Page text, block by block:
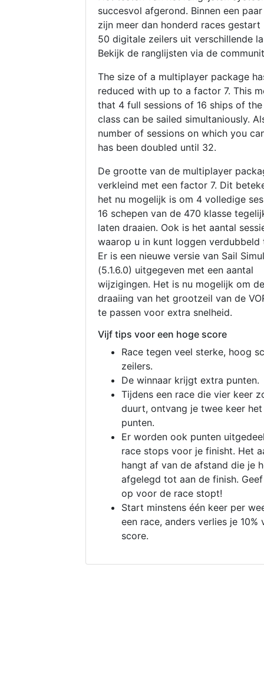
succesvol afgerond. Binnen een
zijn meer dan honderd races gestart
50 digitale zeilers uit verschillende
Bekijk de ranglijsten via de
The size of a multiplayer package
reduced with up to a factor 7. This
that 4 full sessions of 16 ships of
class can be sailed simultaniously.
number of sessions on which you
has been doubled until 32.
De grootte van de multiplayer
verkleind met een factor 7. Dit
het nu mogelijk is om 4 volledige
16 schepen van de 470 klasse
laten draaien. Ook is het aantal
waarop u in kunt loggen verdubbeld
Er is een nieuwe versie van Sail
(5.1.6.0) uitgegeven met een aantal
wijzigingen. Het is nu mogelijk om de
draaiing van het grootzeil van de
te passen voor extra snelheid.
Vijf tips voor een hoge score
Race tegen veel sterke, hoog
zeilers.
De winnaar krijgt extra punten.
Tijdens een race die vier keer
duurt, ontvang je twee keer
punten.
Er worden ook punten
race stops voor je finisht. Het
hangt af van de afstand die je
afgelegd tot aan de finish.
op voor de race stopt!
Start minstens één keer per
een race, anders verlies je 10%
score.